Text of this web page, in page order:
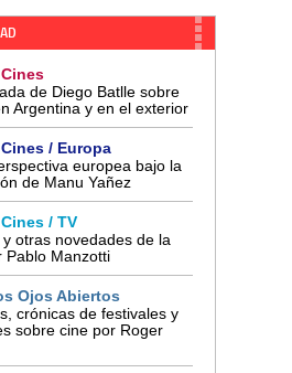
de Diego Batlle sobre
Argentina y en el exterior
/ Europa
europea bajo la
de Manu Yañez
/ TV
otras novedades de la
Pablo Manzotti
Ojos Abiertos
crónicas de festivales y
sobre cine por Roger